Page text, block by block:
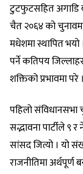
टुटफुटसहित अगाडि
चैत २०६४ को
मधेशमा स्थापित भयो
पर्ने कतिपय
शक्तिको प्रभावमा परे ।
पहिलो संविधानसभा
सद्भावना पार्टीले ९
सांसद जित्यो । यो
राजनीतिमा अर्थपूर्ण